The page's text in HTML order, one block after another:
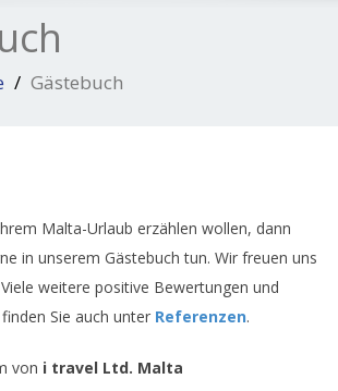
Gästebuch
Malta-Urlaub erzählen wollen, dann
in unserem Gästebuch tun. Wir freuen uns
weitere positive Bewertungen und
Sie auch unter Referenzen.
von i travel Ltd. Malta